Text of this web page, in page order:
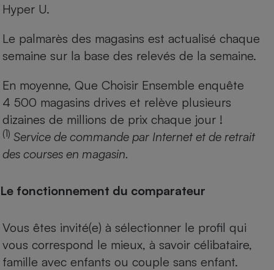
Hyper U.
Le palmarès des magasins est actualisé chaque
semaine sur la base des relevés de la semaine.
En moyenne, Que Choisir Ensemble enquête
4 500 magasins drives et relève plusieurs
dizaines de millions de prix chaque jour !
(1) Service de commande par Internet et de retrait
des courses en magasin.
Le fonctionnement du comparateur
Vous êtes invité(e) à sélectionner le profil qui
vous correspond le mieux, à savoir célibataire,
famille avec enfants ou couple sans enfant.